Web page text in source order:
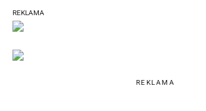
REKLAMA
REKLAMA